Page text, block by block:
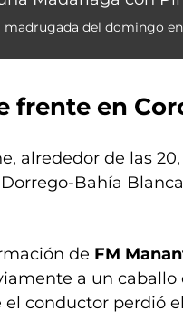
del domingo
frente en
alrededor de las
Bahía
de FM
a un caballo
conductor perdió